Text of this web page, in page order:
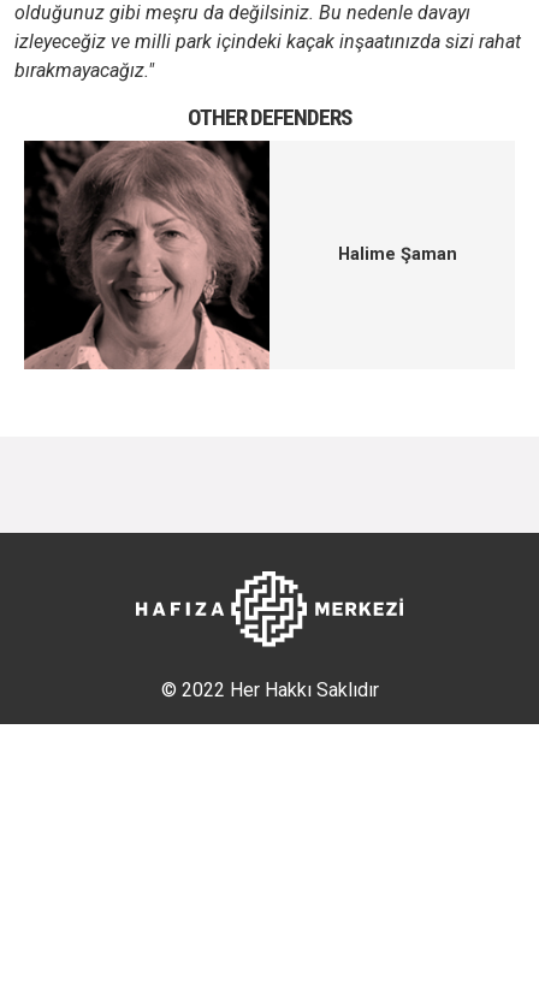
olduğunuz gibi meşru da değilsiniz. Bu nedenle davayı
izleyeceğiz ve milli park içindeki kaçak inşaatınızda sizi rahat
bırakmayacağız."
OTHER DEFENDERS
Halime Şaman
© 2022 Her Hakkı Saklıdır